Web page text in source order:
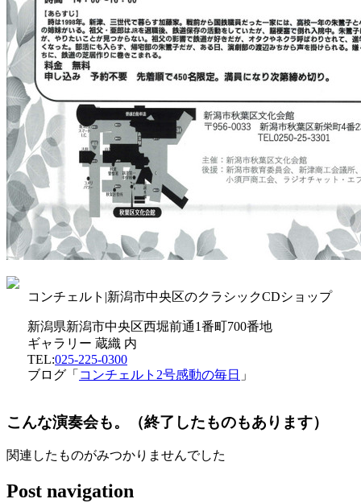
コンチェルト|新潟市中央区のクラシックCDショップ
新潟県新潟市中央区西堀前通1番町700番地
ギャラリー 蔵織 内
TEL:025-225-0300
ブログ「 コンチェルト2号感動の毎日 」
こんな演奏会も。（終了したものもあります）
関連したものがみつかりませんでした
Post navigation